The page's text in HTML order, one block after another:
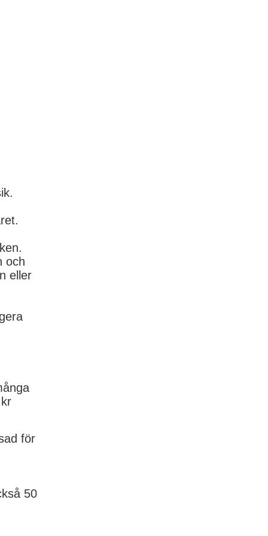
och
eller
för
50